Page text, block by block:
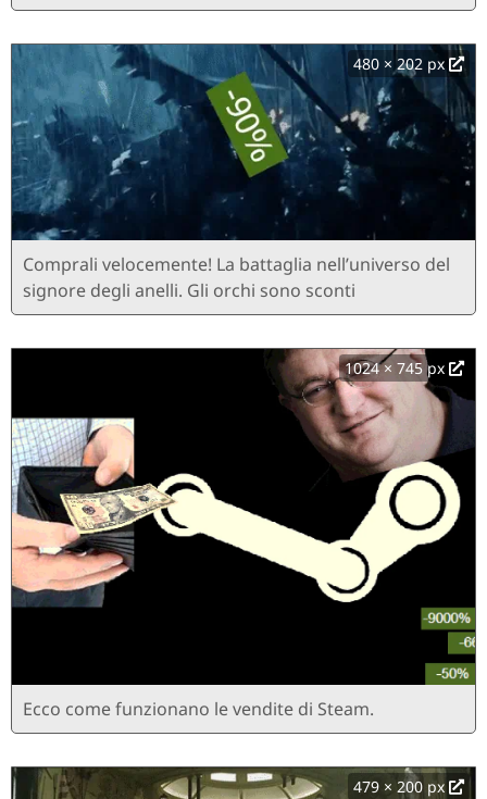
480 × 202 px
Comprali velocemente! La battaglia nell’universo del
signore degli anelli. Gli orchi sono sconti
1024 × 745 px
Ecco come funzionano le vendite di Steam.
479 × 200 px